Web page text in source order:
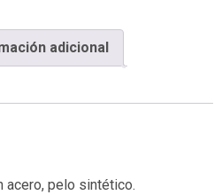
adicional
acero, pelo sintético.